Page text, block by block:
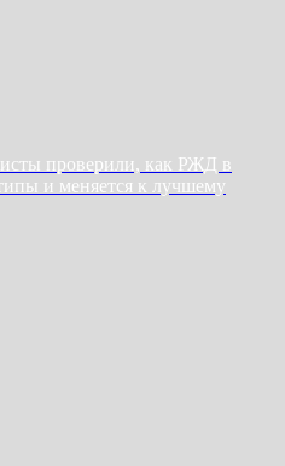
проверили, как РЖД в
и меняется к лучшему